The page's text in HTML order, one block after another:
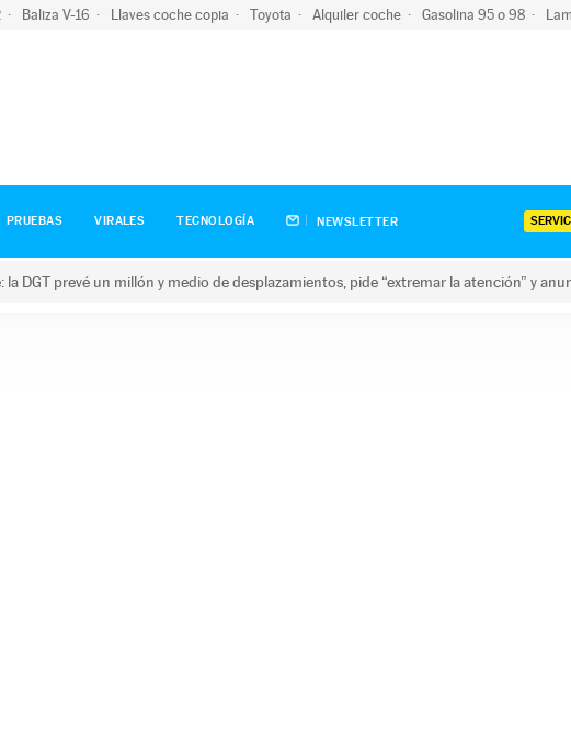
Baliza V-16 Llaves coche copia Toyota Alquiler coche Gasolina 95 o 98
PRUEBAS VIRALES TECNOLOGÍA NEWSLETTER
la DGT prevé un millón y medio de desplazamientos, pide “extremar la atención” y